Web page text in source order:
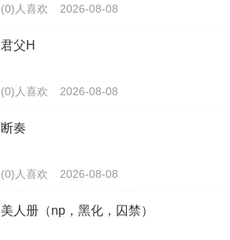
(0)人喜欢 2026-08-08
君父H
(0)人喜欢 2026-08-08
断奏
(0)人喜欢 2026-08-08
美人册（np，黑化，囚禁）